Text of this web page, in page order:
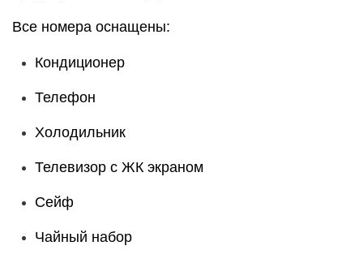
Все номера оснащены:
Кондиционер
Телефон
Холодильник
Телевизор с ЖК экраном
Сейф
Чайный набор